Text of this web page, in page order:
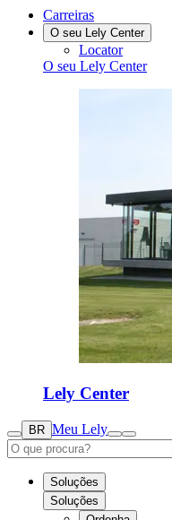
Carreiras
O seu Lely Center
Locator
O seu Lely Center
Lely Center
BR Meu Lely
Soluções
Soluções